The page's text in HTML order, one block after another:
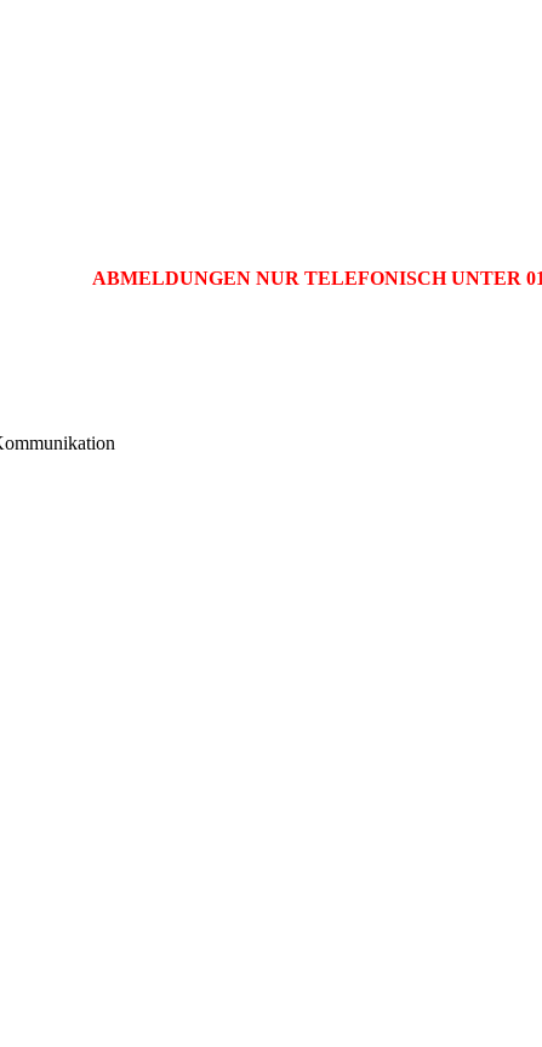
ABMELDUNGEN NUR TELEFONISCH UNTER